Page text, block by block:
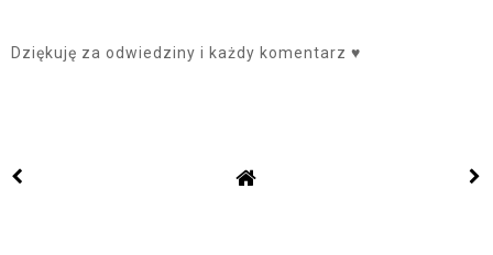
Dziękuję za odwiedziny i każdy komentarz ♥